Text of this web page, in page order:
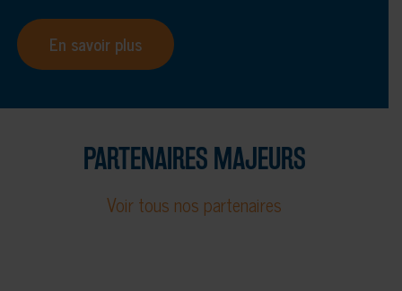
En savoir plus
PARTENAIRES MAJEURS
Voir tous nos partenaires